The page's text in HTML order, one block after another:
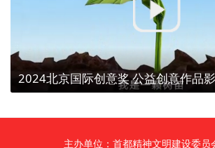
主办单位：首都精神文明建设委员